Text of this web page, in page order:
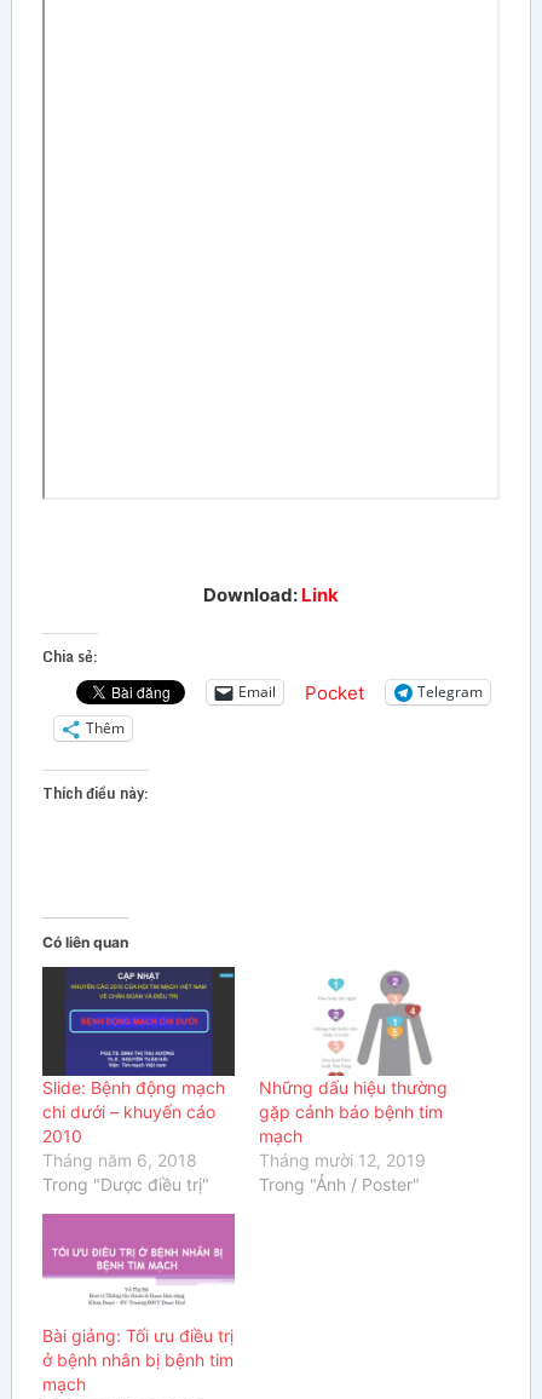
Download: Link
Chia sẻ:
Email Pocket
Telegram
Thêm
Thích điều này:
Có liên quan
Slide: Bệnh động mạch
chi dưới – khuyến cáo
2010
Tháng năm 6, 2018
Trong "Dược điều trị"
Những dấu hiệu thường
gặp cảnh báo bệnh tim
mạch
Tháng mười 12, 2019
Trong "Ảnh / Poster"
Bài giảng: Tối ưu điều trị
ở bệnh nhân bị bệnh tim
mạch